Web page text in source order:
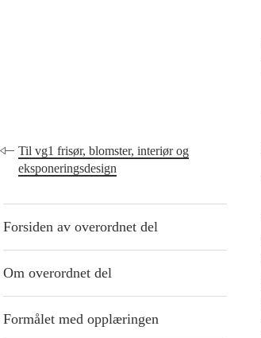
Til vg1 frisør, blomster, interiør og
eksponeringsdesign
Forsiden av overordnet del
Om overordnet del
Formålet med opplæringen